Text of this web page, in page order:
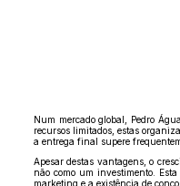
Num mercado global, Pedro
recursos limitados, estas
a entrega final supere
Apesar destas vantagens, o
não como um investimento.
marketing e a existência de